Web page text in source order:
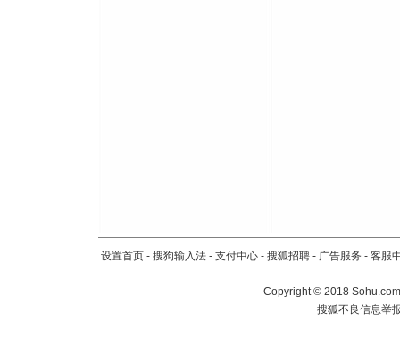
设置首页 - 搜狗输入法 - 支付中心 - 搜狐招聘 - 广告服务 - 客服
Copyright ©2018
搜狐不良信息举